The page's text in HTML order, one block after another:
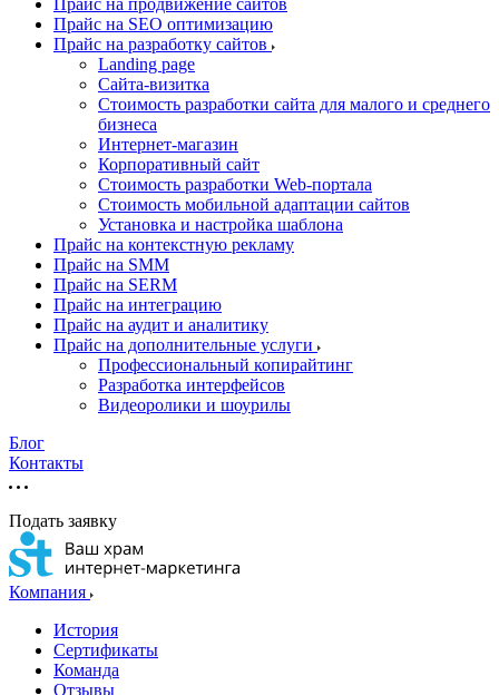
Прайс на продвижение сайтов
Прайс на SEO оптимизацию
Прайс на разработку сайтов
Landing page
Cайта-визитка
Стоимость разработки сайта для малого и среднего
бизнеса
Интернет-магазин
Корпоративный сайт
Стоимость разработки Web-портала
Стоимость мобильной адаптации сайтов
Установка и настройка шаблона
Прайс на контекстную рекламу
Прайс на SMM
Прайс на SERM
Прайс на интеграцию
Прайс на аудит и аналитику
Прайс на дополнительные услуги
Профессиональный копирайтинг
Разработка интерфейсов
Видеоролики и шоурилы
Блог
Контакты
Подать заявку
Компания
История
Сертификаты
Команда
Отзывы